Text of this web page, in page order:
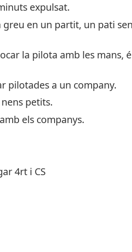
expulsat.
greu en un partit, un pati
la pilota amb les mans,
pilotades a un company.
petits.
els companys.
4rt i CS